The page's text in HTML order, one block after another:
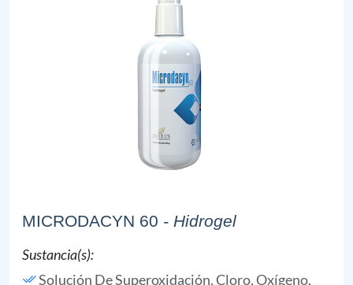
MICRODACYN 60 - Hidrogel
Sustancia(s):
Solución De Superoxidación,Cloro,Oxígeno,